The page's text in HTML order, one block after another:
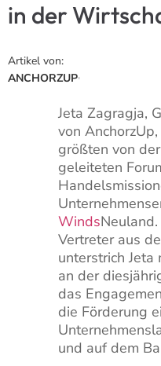
in der
Artikel von:
ANCHORZUP
Jeta Zagragja,
von
größten von
geleiteten
Winds
Vertreter aus
unterstrich Jeta
an der
das
die Förderung
und auf dem